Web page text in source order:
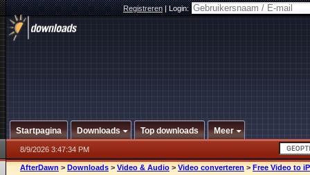
Registreren|Login:
Startpagina Downloads Top downloads Meer
8/9/2026 3:47:34 PM
AfterDawn > Downloads > Video & Audio > Video converteren > Free Video to